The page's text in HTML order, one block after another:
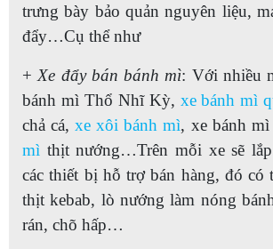
trưng bày bảo quản nguyên liệu,
đẩy…Cụ thể như
+ Xe đẩy bán bánh mì: Với nhiều
bánh mì Thổ Nhĩ Kỳ, xe bánh mì
chả cá,xe xôi bánh mì, xe bánh
mì thịt nướng…Trên mỗi xe sẽ
các thiết bị hỗ trợ bán hàng, đó có
thịt kebab, lò nướng làm nóng
rán, chõ hấp…